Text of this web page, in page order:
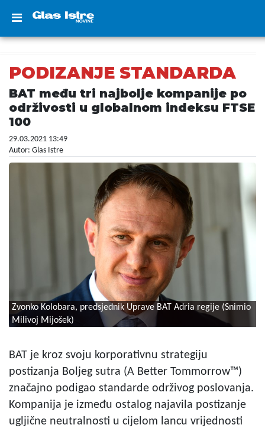
PODIZANJE STANDARDA
BAT među tri najbolje kompanije po
održivosti u globalnom indeksu FTSE
100
29.03.2021 13:49
Autor: Glas Istre
Zvonko Kolobara, predsjednik Uprave BAT Adria regije (Snimio
Milivoj Mijošek)
BAT je kroz svoju korporativnu strategiju
postizanja Boljeg sutra (A Better Tommorrow™)
značajno podigao standarde održivog poslovanja.
Kompanija je između ostalog najavila postizanje
ugljične neutralnosti u cijelom lancu vrijednosti